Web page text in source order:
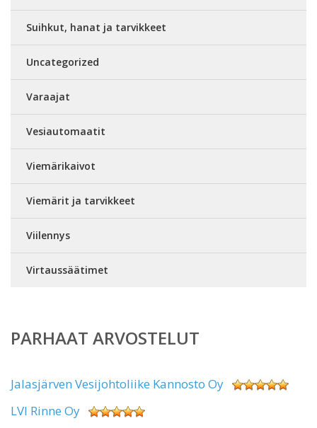
Suihkut, hanat ja tarvikkeet
Uncategorized
Varaajat
Vesiautomaatit
Viemärikaivot
Viemärit ja tarvikkeet
Viilennys
Virtaussäätimet
PARHAAT ARVOSTELUT
Jalasjärven Vesijohtoliike Kannosto Oy
LVI Rinne Oy